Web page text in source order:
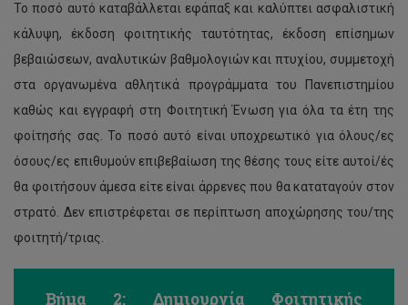
Το ποσό αυτό καταβάλλεται εφάπαξ και καλύπτει ασφαλιστική
κάλυψη, έκδοση φοιτητικής ταυτότητας, έκδοση επίσημων
βεβαιώσεων, αναλυτικών βαθμολογιών και πτυχίου, συμμετοχή
στα οργανωμένα αθλητικά προγράμματα του Πανεπιστημίου
καθώς και εγγραφή στη Φοιτητική Ένωση για όλα τα έτη της
φοίτησής σας. Το ποσό αυτό είναι υποχρεωτικό για όλους/ες
όσους/ες επιθυμούν επιβεβαίωση της θέσης τους είτε αυτοί/ές
θα φοιτήσουν άμεσα είτε είναι άρρενες που θα καταταγούν στον
στρατό. Δεν επιστρέφεται σε περίπτωση αποχώρησης του/της
φοιτητή/τριας.
Βήμα 2: Δημιουργία Φοιτητικής